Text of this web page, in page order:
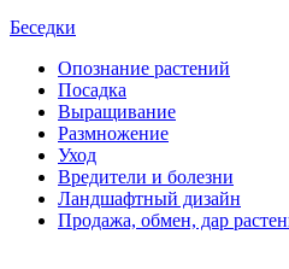
Беседки
Опознание растений
Посадка
Выращивание
Размножение
Уход
Вредители и болезни
Ландшафтный дизайн
Продажа, обмен, дар